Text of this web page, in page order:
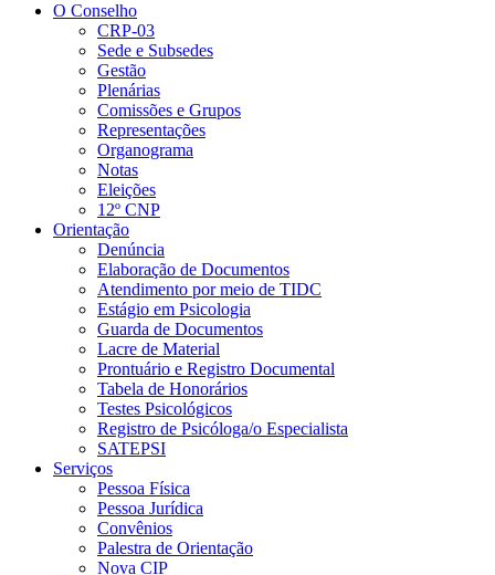
O Conselho
CRP-03
Sede e Subsedes
Gestão
Plenárias
Comissões e Grupos
Representações
Organograma
Notas
Eleições
12º CNP
Orientação
Denúncia
Elaboração de Documentos
Atendimento por meio de TIDC
Estágio em Psicologia
Guarda de Documentos
Lacre de Material
Prontuário e Registro Documental
Tabela de Honorários
Testes Psicológicos
Registro de Psicóloga/o Especialista
SATEPSI
Serviços
Pessoa Física
Pessoa Jurídica
Convênios
Palestra de Orientação
Nova CIP